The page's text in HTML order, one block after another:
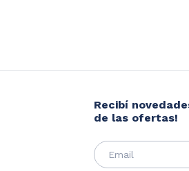
Recibí
de las ofertas!